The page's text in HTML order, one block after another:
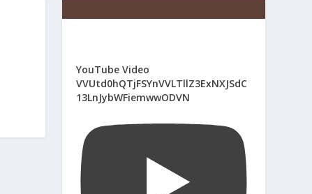
YouTube Video
VVUtd0hQTjFSYnVVLTllZ3ExNXJSdC
13LnJybWFiemwwODVN